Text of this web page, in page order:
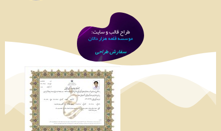
طراح قالب و سایت:
موسسه قلعه هزار دالان
سفارش طراحی